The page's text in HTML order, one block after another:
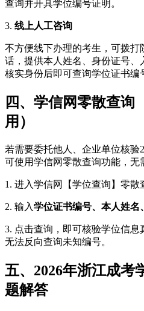
查询并开具学位编号证明。
3. 线上人工咨询
不方便线下办理的考生，可拨
话，提供本人姓名、身份证号、
核实身份后即可查询学位证书编
四、学信网零散查询
用）
若需要委托他人、企业单位核验
可使用学信网零散查询功能，无
1. 进入学信网【学位查询】零散
2. 输入学位证书编号、本人姓名
3. 点击查询，即可核验学位信息
无法反向查询未知编号。
五、2026年浙江成考
题解答